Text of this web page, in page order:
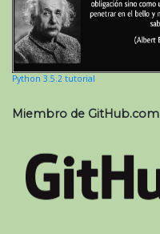
Python 3.5.2 tutorial
Miembro de GitHub.com